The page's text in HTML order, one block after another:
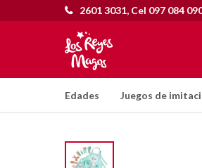
Edades Juegos de
2601 3031, Cel 097 084